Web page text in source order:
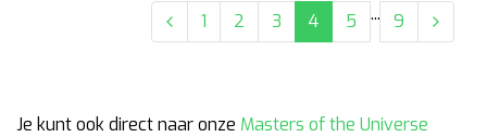
1 2 3 4 5 ... 9
Je kunt ook direct naar onze Masters of the Universe